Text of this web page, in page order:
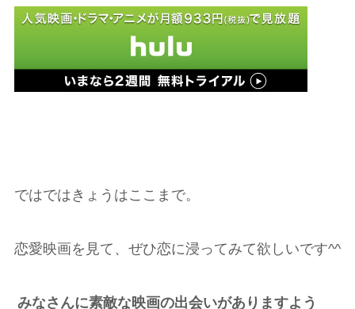
ではではきょうはここまで。
恋愛映画を見て、ぜひ恋に浸ってみて欲しいです^^
みなさんに素敵な映画の出会いがありますよう